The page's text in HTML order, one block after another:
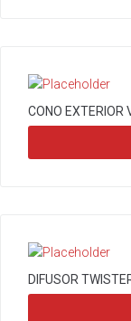
CONO
DIFUSOR